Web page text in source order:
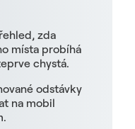
zda
místa probíhá
chystá.
odstávky
na mobil